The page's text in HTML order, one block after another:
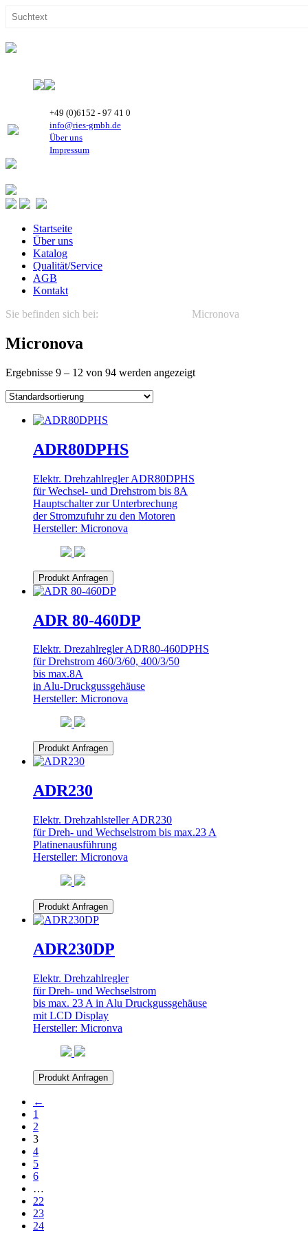
+49 (0)6152 - 97 41 0
info@ries-gmbh.de
Über uns
Impressum
Startseite
Über uns
Katalog
Qualität/Service
AGB
Kontakt
Sie befinden sich bei:
Micronova
Micronova
Ergebnisse 9 – 12 von 94 werden angezeigt
ADR80DPHS
Elektr. Drehzahlregler ADR80DPHS
für Wechsel- und Drehstrom bis 8A
Hauptschalter zur Unterbrechung
der Stromzufuhr zu den Motoren
Hersteller: Micronova
Produkt Anfragen
ADR 80-460DP
Elektr. Drezahlregler ADR80-460DPHS
für Drehstrom 460/3/60, 400/3/50
bis max.8A
in Alu-Druckgussgehäuse
Hersteller: Micronova
Produkt Anfragen
ADR230
Elektr. Drehzahlsteller ADR230
für Dreh- und Wechselstrom bis max.23 A
Platinenausführung
Hersteller: Micronova
Produkt Anfragen
ADR230DP
Elektr. Drehzahlregler
für Dreh- und Wechselstrom
bis max. 23 A in Alu Druckgussgehäuse
mit LCD Display
Hersteller: Micronva
Produkt Anfragen
←
1
2
3
4
5
6
…
22
23
24